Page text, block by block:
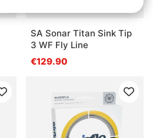
SA Sonar Titan Sink Tip
3 WF Fly Line
€129.90